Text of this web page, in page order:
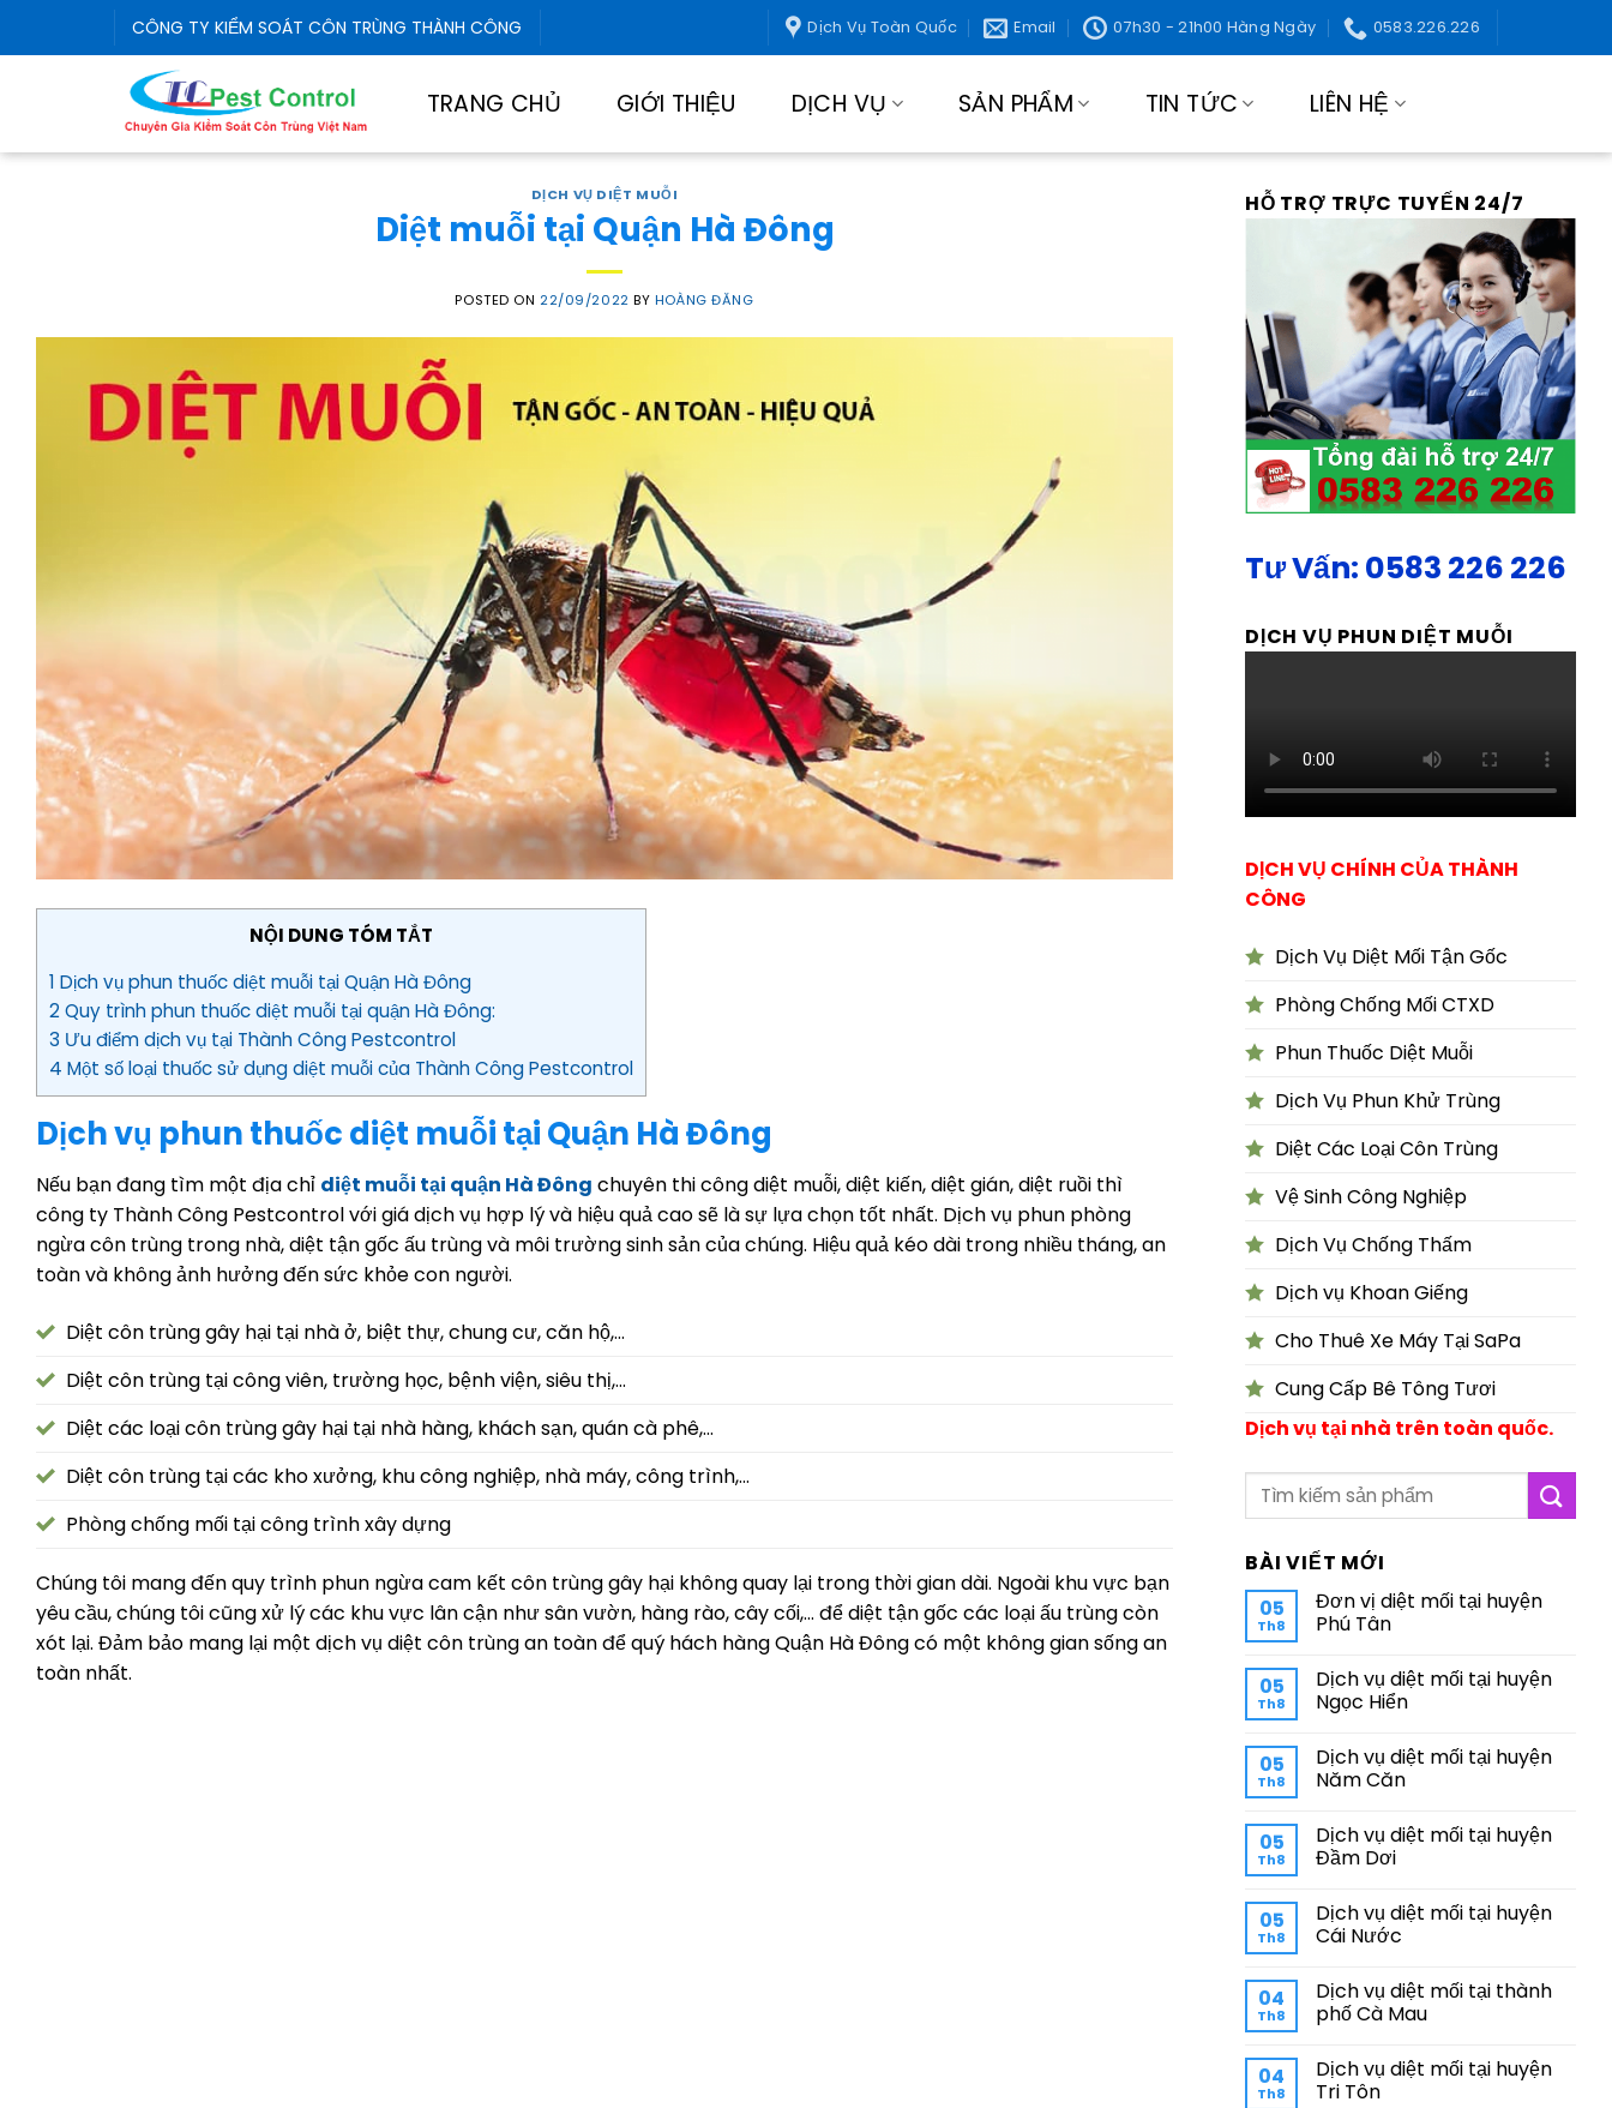
CÔNG TY KIỂM SOÁT CÔN TRÙNG THÀNH CÔNG Dịch Vụ Toàn Quốc Email 07h30 - 21h00 Hàng Ngày 0583.226.226
TRANG CHỦ GIỚI THIỆU DỊCH VỤ SẢN PHẨM TIN TỨC LIÊN HỆ
DỊCH VỤ DIỆT MUỖI
Diệt muỗi tại Quận Hà Đông
POSTED ON 22/09/2022 BY HOÀNG ĐĂNG
NỘI DUNG TÓM TẮT
1 Dịch vụ phun thuốc diệt muỗi tại Quận Hà Đông
2 Quy trình phun thuốc diệt muỗi tại quận Hà Đông:
3 Ưu điểm dịch vụ tại Thành Công Pestcontrol
4 Một số loại thuốc sử dụng diệt muỗi của Thành Công Pestcontrol
Dịch vụ phun thuốc diệt muỗi tại Quận Hà Đông
Nếu bạn đang tìm một địa chỉ diệt muỗi tại quận Hà Đông chuyên thi công diệt muỗi, diệt kiến, diệt gián, diệt ruồi thì
công ty Thành Công Pestcontrol với giá dịch vụ hợp lý và hiệu quả cao sẽ là sự lựa chọn tốt nhất. Dịch vụ phun phòng
ngừa côn trùng trong nhà, diệt tận gốc ấu trùng và môi trường sinh sản của chúng. Hiệu quả kéo dài trong nhiều tháng, an
toàn và không ảnh hưởng đến sức khỏe con người.
Diệt côn trùng gây hại tại nhà ở, biệt thự, chung cư, căn hộ,…
Diệt côn trùng tại công viên, trường học, bệnh viện, siêu thị,…
Diệt các loại côn trùng gây hại tại nhà hàng, khách sạn, quán cà phê,…
Diệt côn trùng tại các kho xưởng, khu công nghiệp, nhà máy, công trình,…
Phòng chống mối tại công trình xây dựng
Chúng tôi mang đến quy trình phun ngừa cam kết côn trùng gây hại không quay lại trong thời gian dài. Ngoài khu vực bạn
yêu cầu, chúng tôi cũng xử lý các khu vực lân cận như sân vườn, hàng rào, cây cối,… để diệt tận gốc các loại ấu trùng còn
xót lại. Đảm bảo mang lại một dịch vụ diệt côn trùng an toàn để quý hách hàng Quận Hà Đông có một không gian sống an
toàn nhất.
HỖ TRỢ TRỰC TUYẾN 24/7
Tư Vấn: 0583 226 226
DỊCH VỤ PHUN DIỆT MUỖI
DỊCH VỤ CHÍNH CỦA THÀNH
CÔNG
Dịch Vụ Diệt Mối Tận Gốc
Phòng Chống Mối CTXD
Phun Thuốc Diệt Muỗi
Dịch Vụ Phun Khử Trùng
Diệt Các Loại Côn Trùng
Vệ Sinh Công Nghiệp
Dịch Vụ Chống Thấm
Dịch vụ Khoan Giếng
Cho Thuê Xe Máy Tại SaPa
Cung Cấp Bê Tông Tươi
Dịch vụ tại nhà trên toàn quốc.
BÀI VIẾT MỚI
05
Th8
Đơn vị diệt mối tại huyện
Phú Tân
05
Th8
Dịch vụ diệt mối tại huyện
Ngọc Hiển
05
Th8
Dịch vụ diệt mối tại huyện
Năm Căn
05
Th8
Dịch vụ diệt mối tại huyện
Đầm Dơi
05
Th8
Dịch vụ diệt mối tại huyện
Cái Nước
04
Th8
Dịch vụ diệt mối tại thành
phố Cà Mau
04
Th8
Dịch vụ diệt mối tại huyện
Tri Tôn